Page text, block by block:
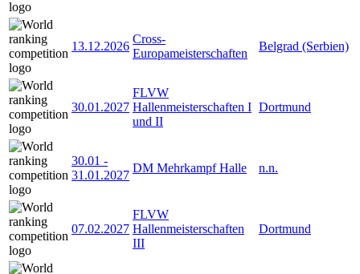
13.12.2026
Cross-
Europameisterschaften
Belgrad (Serbien)
30.01.2027
FLVW
Hallenmeisterschaften I
und II
Dortmund
30.01 -
31.01.2027
DM Mehrkampf Halle n.n.
07.02.2027
FLVW
Hallenmeisterschaften
III
Dortmund